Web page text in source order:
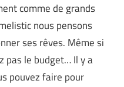
comme de grands
nous pensons
ses rêves. Même si
pas le budget… Il y a
pouvez faire pour